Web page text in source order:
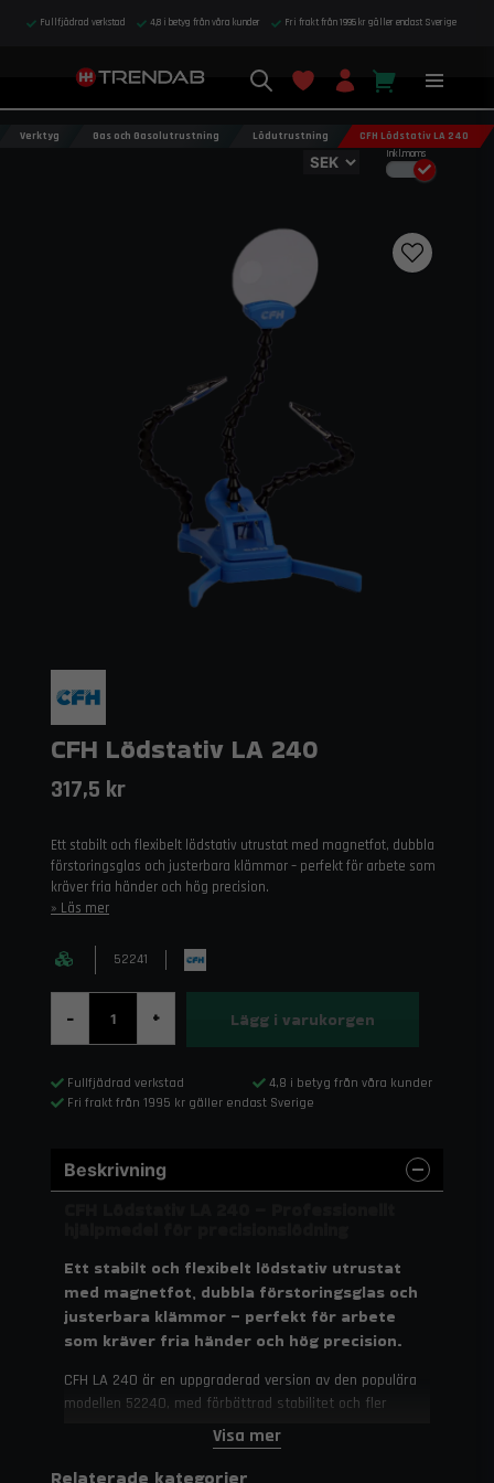
Fullfjädrad verkstad 4,8 i betyg från våra kunder Fri frakt från 1995 kr gäller endast Sverige
Inkl.moms
Verktyg Gas och Gasolutrustning Lödutrustning CFH Lödstativ LA 240
CFH Lödstativ LA 240
317,5 kr
Ett stabilt och flexibelt lödstativ utrustat med magnetfot, dubbla
förstoringsglas och justerbara klämmor – perfekt för arbete som
kräver fria händer och hög precision.
Läs mer
52241
- + Lägg i varukorgen
Fullfjädrad verkstad
4,8 i betyg från våra kunder
Fri frakt från 1995 kr gäller endast Sverige
Beskrivning
Ett stabilt och flexibelt lödstativ utrustat
med magnetfot, dubbla förstoringsglas och
justerbara klämmor – perfekt för arbete
som kräver fria händer och hög precision.
CFH LA 240 är en uppgraderad version av den populära
modellen 52240, med förbättrad stabilitet och fler
funktioner. Tack vare de två förstoringsglasen (2,5x och
5x), justerbara klämmor och utfällbara stödben blir
detaljarbete inom elektronik, finmekanik och hobby
Visa mer